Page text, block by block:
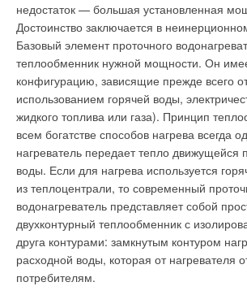
недостаток — большая установленная
Достоинство заключается в
Базовый элемент проточного
теплообменник нужной мощности. Он
конфигурацию, зависящие прежде всего
использованием горячей воды,
жидкого топлива или газа). Принцип
всем богатстве способов нагрева всегда
нагреватель передает тепло движущейся
воды. Если для нагрева используется
из теплоцентрали, то современный
водонагреватель представляет собой
двухконтурный теплообменник с
друга контурами: замкнутым контуром
расходной воды, которая от нагревателя
потребителям.
Образующийся при этом конденсат
помехой и просто сливали в канализацию.
Но вспомним законы физики: передача
не только при охлаждении вещества, но и
перехода из одного агрегатного состояния
изменения температуры). Итак,
усовершенствовать и без того идущий
целей был разработан особый
название «экономайзер». В нем остывший
только что вернувшийся из путешествия
приборам, предварительно
газами, и лишь затем попадал в основной
расположенный в топке.
Из-за значительного перепада температур
повышает отпускную цену, уменьшает
прибыль. Потребитель заинтересован в
дешевого счетчика с более высоким
чувствительности. Такой счетчик не
расходы — он более «экономичен»; после
межповерочного интервала он с большей
пройдет поверку.
Однако применение такого прибора
увеличении небаланса. Насколько велик
приборами составляющей
небаланс? В ходе эксперимента,
типовом 84квартирном доме [2], по
во все квартиры жилого дома, установке
водосчетчика и организации
данных, месячный небаланс по холодной